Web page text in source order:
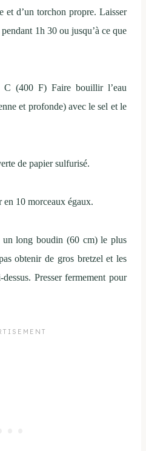
et d’un torchon propre. Laisser
1h 30 ou jusqu’à ce que
(400 F) Faire bouillir l’eau
et profonde) avec le sel et le
de papier sulfurisé.
en 10 morceaux égaux.
un long boudin (60 cm) le plus
obtenir de gros bretzel et les
Presser fermement pour